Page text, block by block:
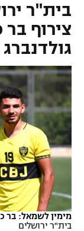
VOD
רץ ברשת
תוצאות
גביע הטוטו
ליגיונרים
גביע המדינה
נבחרת ישראל
מכבי חיפה
בית"ר ירושלים
מכבי תל אביב
הפועל תל אביב
ליגת האלופות
ליגה אירופית
ליגה אנגלית
ליגה גרמנית
ליגה ספרדית
ליגה איטלקית
ליגה צרפתית
ליגה הולנדית
כדורסל ישראלי
ליגת ווינר סל
ליגה לאומית
כדורסל נשים
מכבי תל אביב
הפועל חולון
הפועל ירושלים
דני אבדיה
כדורסל עולמי
יורוליג
יורוקאפ
ענפים נוספים
טניס
כדוריד
כדורעף
שחייה
בית"ר
צירוף בר
גולדנברג
מימין לשמאל: בר
בית"ר ירושלים